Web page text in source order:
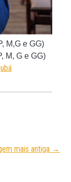
M,G e GG)
M, G e GG)
mais antiga →